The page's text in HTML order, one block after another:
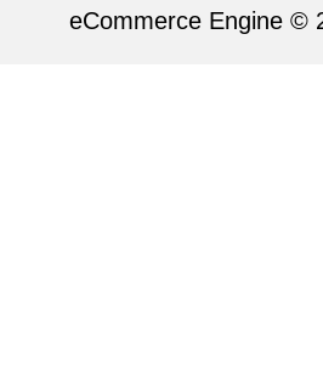
eCommerce Engine ©